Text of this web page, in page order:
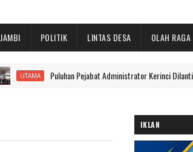
JAMBI POLITIK LINTAS DESA OLAH RAGA
Puluhan Pejabat Administrator Kerinci Dilantik, Ini Namanya
IKLAN